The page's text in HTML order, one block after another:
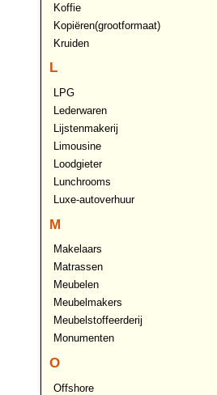
Koffie
Kopiëren(grootformaat)
Kruiden
L
LPG
Lederwaren
Lijstenmakerij
Limousine
Loodgieter
Lunchrooms
Luxe-autoverhuur
M
Makelaars
Matrassen
Meubelen
Meubelmakers
Meubelstoffeerderij
Monumenten
O
Offshore